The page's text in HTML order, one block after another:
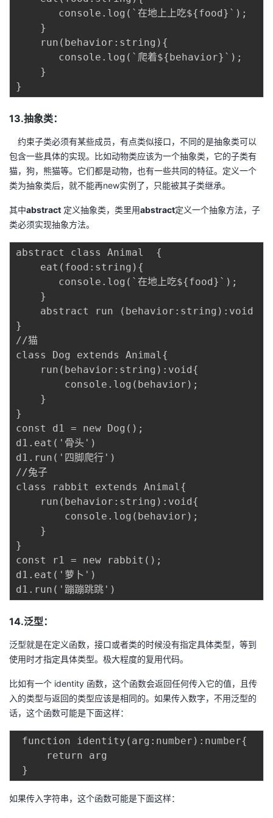
       console.log(`在地上上吃${food}`);
    }
    run(behavior:string){
       console.log(`爬着${behavior}`);
    }
13.抽象类：
约束子类必须有某些成员，有点类似接口，不同的是抽象类可以
包含一些具体的实现。比如动物类应该为一个抽象类，它的子类有
猫，狗，熊猫等。它们都是动物，也有一些共同的特征。定义一个
类为抽象类后，就不能再new实例了，只能被其子类继承。
其中abstract 定义抽象类，类里用abstract定义一个抽象方法，子
类必须实现抽象方法。
abstract class Animal  {
    eat(food:string){
       console.log(`在地上吃${food}`);
    }
    abstract run (behavior:string):void
}
//猫
class Dog extends Animal{
    run(behavior:string):void{
        console.log(behavior);
    }
}
const d1 = new Dog();
d1.eat('骨头')
d1.run('四脚爬行')
//兔子
class rabbit extends Animal{
    run(behavior:string):void{
        console.log(behavior);
    }
}
const r1 = new rabbit();
d1.eat('萝卜')
14.泛型：
泛型就是在定义函数，接口或者类的时候没有指定具体类型，等到
使用时才指定具体类型。极大程度的复用代码。
比如有一个 identity 函数，这个函数会返回任何传入它的值，且传
入的类型与返回的类型应该是相同的。如果传入数字，不用泛型的
话，这个函数可能是下面这样：
function identity(arg:number):number{
     return arg
如果传入字符串，这个函数可能是下面这样：